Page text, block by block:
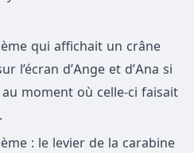
qui affichait un crâne
l’écran d’Ange et d’Ana si
moment où celle-ci faisait
: le levier de la carabine